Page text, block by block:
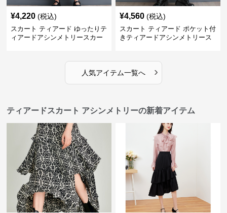
¥4,220 (税込)
スカート ティアード ゆったりテ
ィアードアシンメトリースカー
¥4,560 (税込)
スカート ティアード ポケット付
きティアードアシンメトリース
人気アイテム一覧へ ›
ティアードスカート アシンメトリーの新着アイテム